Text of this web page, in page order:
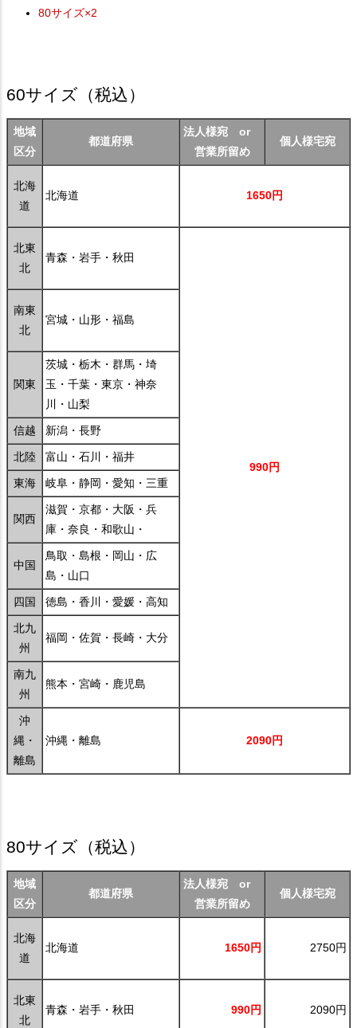
80サイズ×2
60サイズ （税込）
地域
区分
都道府県
法人様宛 or
営業所留め
個人様宅宛
北海
道
北海道 1650円
北東
北
青森・岩手・秋田
990円
南東
北
宮城・山形・福島
関東
茨城・栃木・群馬・埼
玉・千葉・東京・神奈
川・山梨
信越 新潟・長野
北陸 富山・石川・福井
東海 岐阜・静岡・愛知・三重
関西
滋賀・京都・大阪・兵
庫・奈良・和歌山・
中国
鳥取・島根・岡山・広
島・山口
四国 徳島・香川・愛媛・高知
北九
州
福岡・佐賀・長崎・大分
南九
州
熊本・宮崎・鹿児島
沖
縄・
離島
沖縄・離島 2090円
80サイズ （税込）
地域
区分
都道府県
法人様宛 or
営業所留め
個人様宅宛
北海
道
北海道 1650円 2750円
北東
北
青森・岩手・秋田 990円 2090円